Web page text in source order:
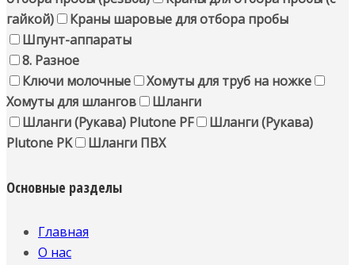
гайкой)
Краны шаровые для отбора пробы
Шпунт-аппараты
8. Разное
Ключи молочные
Хомуты для труб на ножке
Хомуты для шлангов
Шланги
Шланги (Рукава) Plutone PF
Шланги (Рукава)
Plutone PK
Шланги ПВХ
Основные разделы
Главная
О нас